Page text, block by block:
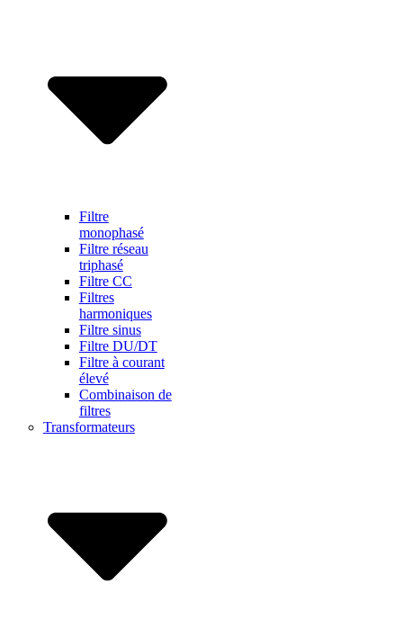
Filtre
monophasé
Filtre réseau
triphasé
Filtre CC
Filtres
harmoniques
Filtre sinus
Filtre DU/DT
Filtre à courant
élevé
Combinaison de
filtres
Transformateurs